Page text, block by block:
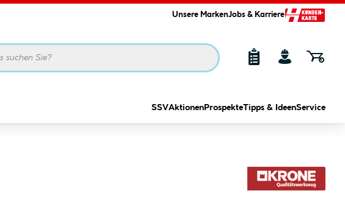
Unsere MarkenJobs & Karriere
SSVAktionen ProspekteTipps & IdeenService